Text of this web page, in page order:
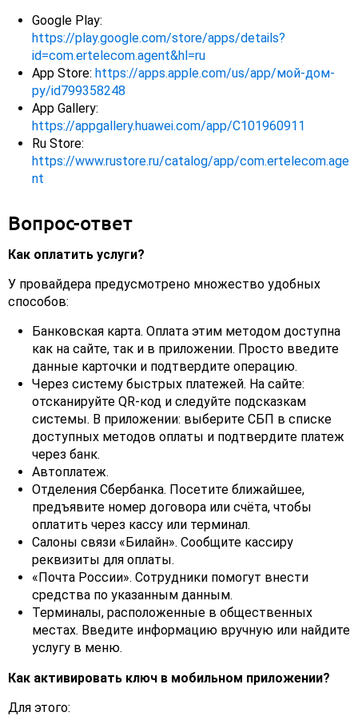
Google Play:
https://play.google.com/store/apps/details?
id=com.ertelecom.agent&hl=ru
App Store: https://apps.apple.com/us/app/мой-дом-
ру/id799358248
App Gallery:
https://appgallery.huawei.com/app/C101960911
Ru Store:
https://www.rustore.ru/catalog/app/com.ertelecom.age
nt
Вопрос-ответ
Как оплатить услуги?
У провайдера предусмотрено множество удобных
способов:
Банковская карта. Оплата этим методом доступна
как на сайте, так и в приложении. Просто введите
данные карточки и подтвердите операцию.
Через систему быстрых платежей. На сайте:
отсканируйте QR-код и следуйте подсказкам
системы. В приложении: выберите СБП в списке
доступных методов оплаты и подтвердите платеж
через банк.
Автоплатеж.
Отделения Сбербанка. Посетите ближайшее,
предъявите номер договора или счёта, чтобы
оплатить через кассу или терминал.
Салоны связи «Билайн». Сообщите кассиру
реквизиты для оплаты.
«Почта России». Сотрудники помогут внести
средства по указанным данным.
Терминалы, расположенные в общественных
местах. Введите информацию вручную или найдите
услугу в меню.
Как активировать ключ в мобильном приложении?
Для этого: